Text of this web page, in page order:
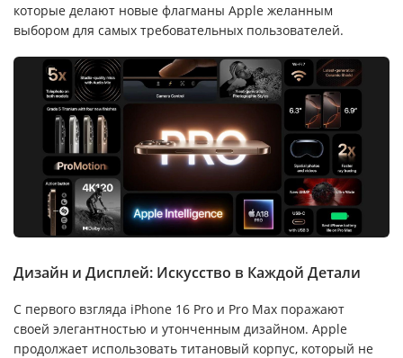
которые делают новые флагманы Apple желанным
выбором для самых требовательных пользователей.
Дизайн и Дисплей: Искусство в Каждой Детали
С первого взгляда iPhone 16 Pro и Pro Max поражают
своей элегантностью и утонченным дизайном. Apple
продолжает использовать титановый корпус, который не